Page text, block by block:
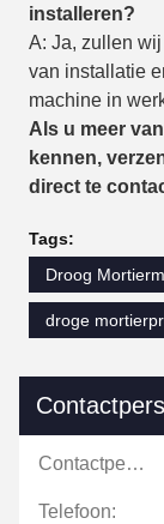
installeren?
A: Ja, zullen
van installatie
machine in
Als u meer
kennen,
direct te
Tags:
Droog
droge
Contactpersonen:
Telefoon: